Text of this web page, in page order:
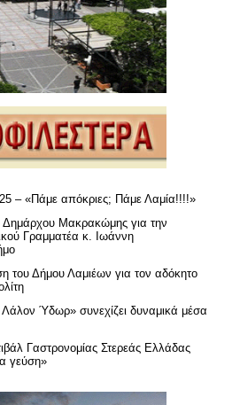
– «Πάμε απόκριες; Πάμε Λαμία!!!!»
Δημάρχου Μακρακώμης για την
Γραμματέα κ. Ιωάννη
του Δήμου Λαμιέων για τον αδόκητο
Ύδωρ» συνεχίζει δυναμικά μέσα
Γαστρονομίας Στερεάς Ελλάδας
γεύση»